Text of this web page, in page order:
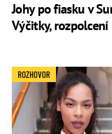
Johy po fiasku v
Výčitky,
ROZHOVOR